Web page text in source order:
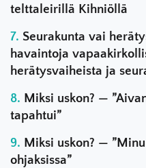
telttaleirillä Kihniöllä
Seurakunta vai
havaintoja
herätysvaiheista ja
Miksi uskon? —
tapahtui”
Miksi uskon? —
ohjaksissa”